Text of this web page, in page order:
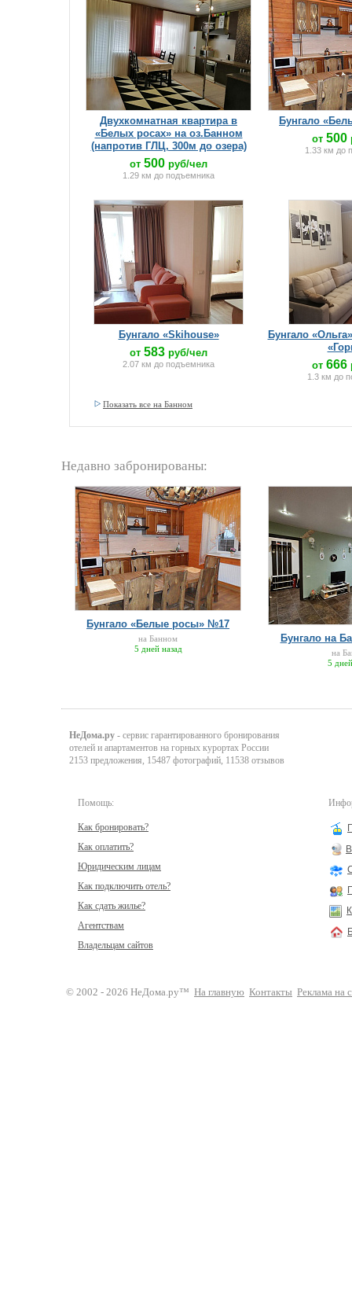
Двухкомнатная квартира в
«Белых росах» на оз.Банном
(напротив ГЛЦ, 300м до озера)
от 500 руб/чел
1.29 км до подъемника
Бунгало
от 500
1.33 км до
Бунгало «Skihouse»
от 583 руб/чел
2.07 км до подъемника
Бунгало
от 666
1.3 км до
Показать все на Банном
Недавно забронированы:
Бунгало «Белые росы» №17
на Банном
5 дней назад
Бунгало на
на
5
НеДома.ру - сервис гарантированного бронирования
отелей и апартаментов на горных курортах России
2153 предложения, 15487 фотографий, 11538 отзывов
Помощь:
Как бронировать?
Как оплатить?
Юридическим лицам
Как подключить отель?
Как сдать жилье?
Агентствам
Владельцам сайтов
© 2002 - 2026 НеДома.ру™ На главную Контакты Реклама на